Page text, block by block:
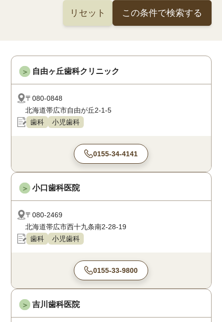
リセット この条件で検索する
＞ 自由ヶ丘歯科クリニック
〒080-0848
北海道帯広市自由が丘2-1-5
歯科
小児歯科
0155-34-4141
＞ 小口歯科医院
〒080-2469
北海道帯広市西十九条南2-28-19
歯科
小児歯科
0155-33-9800
＞ 吉川歯科医院